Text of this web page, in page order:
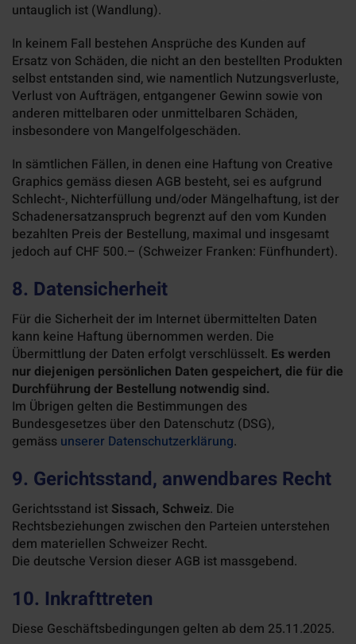
untauglich ist (Wandlung).
In keinem Fall bestehen Ansprüche des Kunden auf
Ersatz von Schäden, die nicht an den bestellten Produkten
selbst entstanden sind, wie namentlich Nutzungsverluste,
Verlust von Aufträgen, entgangener Gewinn sowie von
anderen mittelbaren oder unmittelbaren Schäden,
insbesondere von Mangelfolgeschäden.
In sämtlichen Fällen, in denen eine Haftung von Creative
Graphics gemäss diesen AGB besteht, sei es aufgrund
Schlecht-, Nichterfüllung und/oder Mängelhaftung, ist der
Schadenersatzanspruch begrenzt auf den vom Kunden
bezahlten Preis der Bestellung, maximal und insgesamt
jedoch auf CHF 500.– (Schweizer Franken: Fünfhundert).
8. Datensicherheit
Für die Sicherheit der im Internet übermittelten Daten
kann keine Haftung übernommen werden. Die
Übermittlung der Daten erfolgt verschlüsselt. Es werden
nur diejenigen persönlichen Daten gespeichert, die für die
Durchführung der Bestellung notwendig sind.
Im Übrigen gelten die Bestimmungen des
Bundesgesetzes über den Datenschutz (DSG),
gemäss unserer Datenschutzerklärung.
9. Gerichtsstand, anwendbares Recht
Gerichtsstand ist Sissach, Schweiz. Die
Rechtsbeziehungen zwischen den Parteien unterstehen
dem materiellen Schweizer Recht.
Die deutsche Version dieser AGB ist massgebend.
10. Inkrafttreten
Diese Geschäftsbedingungen gelten ab dem 25.11.2025.